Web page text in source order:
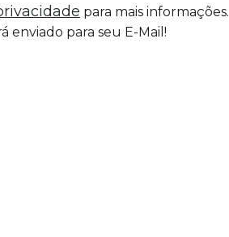
para mais informações.
enviado para seu E-Mail!